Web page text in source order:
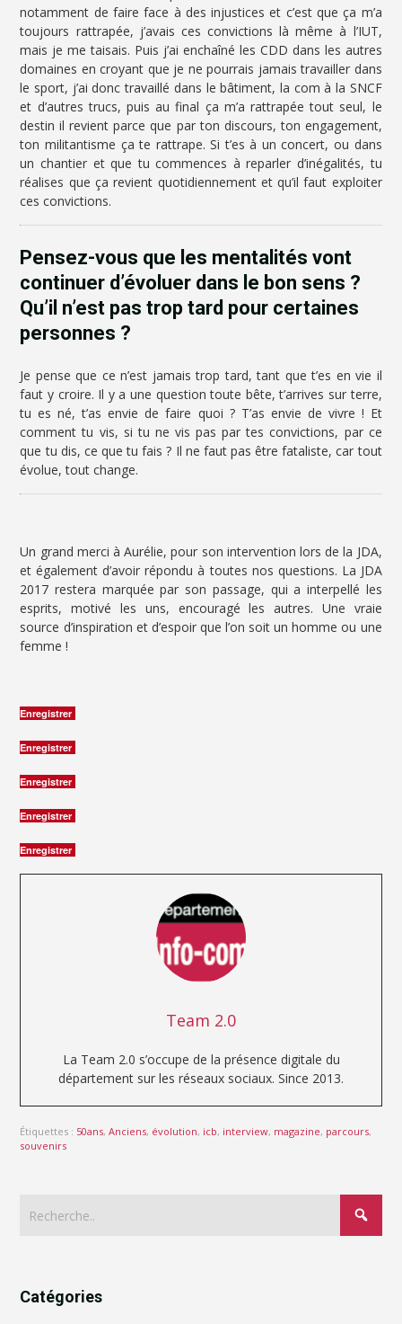
notamment de faire face à des injustices et c’est que ça m’a
toujours rattrapée, j’avais ces convictions là même à l’IUT,
mais je me taisais. Puis j’ai enchaîné les CDD dans les autres
domaines en croyant que je ne pourrais jamais travailler dans
le sport, j’ai donc travaillé dans le bâtiment, la com à la SNCF
et d’autres trucs, puis au final ça m’a rattrapée tout seul, le
destin il revient parce que par ton discours, ton engagement,
ton militantisme ça te rattrape. Si t’es à un concert, ou dans
un chantier et que tu commences à reparler d’inégalités, tu
réalises que ça revient quotidiennement et qu’il faut exploiter
ces convictions.
Pensez-vous que les mentalités vont
continuer d’évoluer dans le bon sens ?
Qu’il n’est pas trop tard pour certaines
personnes ?
Je pense que ce n’est jamais trop tard, tant que t’es en vie il
faut y croire. Il y a une question toute bête, t’arrives sur terre,
tu es né, t’as envie de faire quoi ? T’as envie de vivre ! Et
comment tu vis, si tu ne vis pas par tes convictions, par ce
que tu dis, ce que tu fais ? Il ne faut pas être fataliste, car tout
évolue, tout change.
Un grand merci à Aurélie, pour son intervention lors de la JDA,
et également d’avoir répondu à toutes nos questions. La JDA
2017 restera marquée par son passage, qui a interpellé les
esprits, motivé les uns, encouragé les autres. Une vraie
source d’inspiration et d’espoir que l’on soit un homme ou une
femme !
Enregistrer
Enregistrer
Enregistrer
Enregistrer
Enregistrer
Team 2.0
La Team 2.0 s’occupe de la présence digitale du
département sur les réseaux sociaux. Since 2013.
Étiquettes : 50ans,Anciens, évolution, icb, interview, magazine, parcours,
souvenirs
Catégories